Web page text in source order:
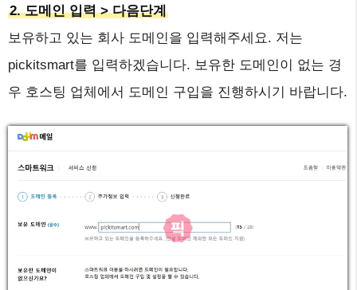
2. 도메인 입력 > 다음단계
보유하고 있는 회사 도메인을 입력해주세요. 저는
pickitsmart를 입력하겠습니다. 보유한 도메인이 없는 경
우 호스팅 업체에서 도메인 구입을 진행하시기 바랍니다.